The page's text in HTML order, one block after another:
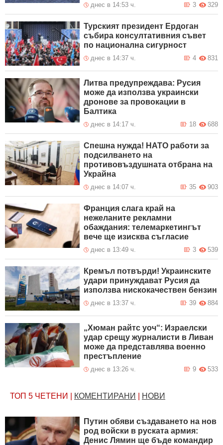
днес в 14:53 ч. 329
3
Турският президент Ердоган
събира консултативния съвет
по национална сигурност
днес в 14:37 ч. 831
4
Литва предупреждава: Русия
може да използва украински
дронове за провокации в
Балтика
днес в 14:17 ч. 688
18
Спешна нужда! НАТО работи за
подсилването на
противовъздушната отбрана на
Украйна
днес в 14:07 ч. 903
35
Франция слага край на
нежеланите рекламни
обаждания: телемаркетингът
вече ще изисква съгласие
днес в 13:49 ч. 539
3
Кремъл потвърди! Украинските
удари принуждават Русия да
използва нискокачествен бензин
днес в 13:37 ч. 884
39
„Хюман райтс уоч“: Израелски
удар срещу журналисти в Ливан
може да представлява военно
престъпление
днес в 13:26 ч. 533
9
ТОП 5 ЧЕТЕНИ КОМЕНТИРАНИ НОВИ
Путин обяви създаването на нов
род войски в руската армия:
Денис Лямин ще бъде командир